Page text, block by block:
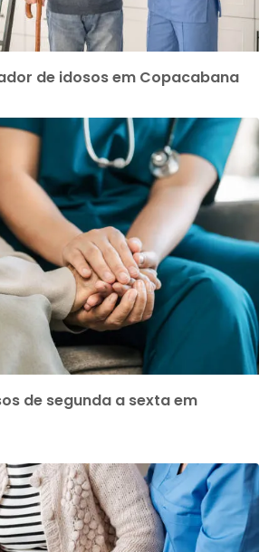
de idosos em Copacabana
de segunda a sexta em